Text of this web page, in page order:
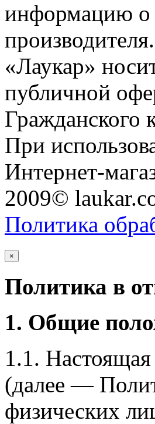
информацию о
«Лаукар»
публичной
Гражданского
При
Интернет-
2009©
Политика
×
Политика в
1. Общие
1.1.
(далее —
физических